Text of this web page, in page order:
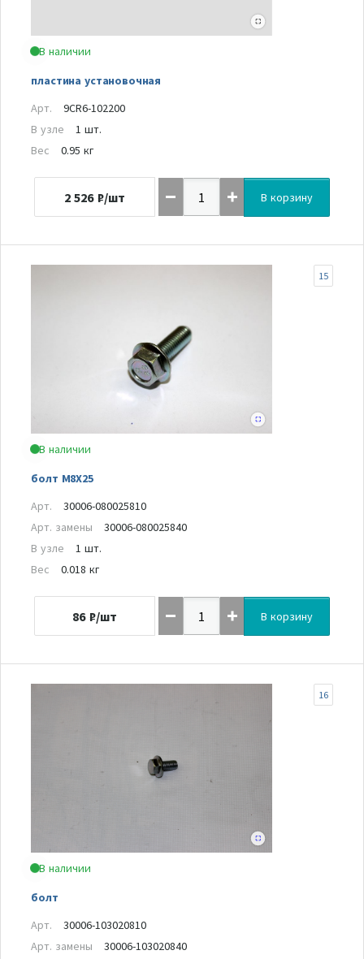
В наличии
пластина установочная
Арт.
9CR6-102200
В узле
1 шт.
Вес
0.95 кг
2 526 ₽/шт В корзину
В наличии
болт M8X25
15
Арт.
30006-080025810
Арт. замены
30006-080025840
В узле
1 шт.
Вес
0.018 кг
86 ₽/шт В корзину
В наличии
болт
16
Арт.
30006-103020810
Арт. замены
30006-103020840